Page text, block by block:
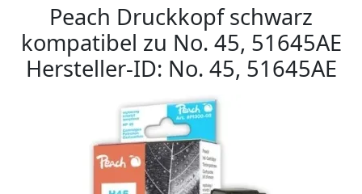
Peach Druckkopf schwarz
kompatibel zu No. 45, 51645AE
Hersteller-ID: No. 45, 51645AE